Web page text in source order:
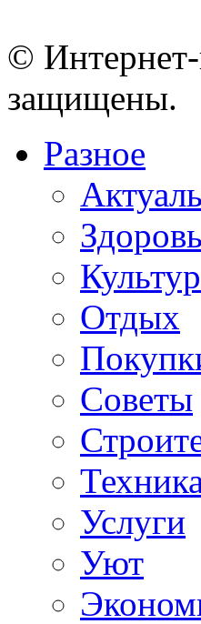
©
защищены.
Разное
Отдых
Советы
Услуги
Уют